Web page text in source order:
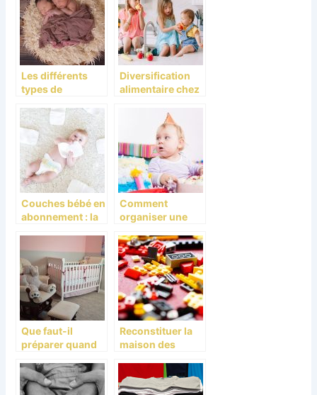
Les différents
types de
le marché
Diversification
alimentaire chez
Couches bébé en
abonnement : la
Comment
organiser une
d’anniversaire à
la crèche ?
Que faut-il
préparer quand
bébé?
Reconstituer la
maison des
à l’univers lego